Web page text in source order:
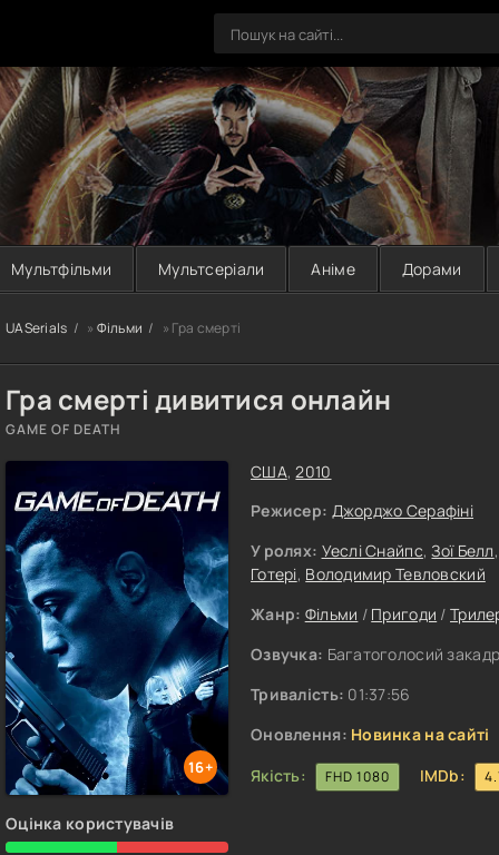
Мультфільми Мультсеріали Аніме Дорами
UASerials » Фільми » Гра смерті
Гра смерті дивитися онлайн
GAME OF DEATH
16+
Оцінка користувачів
США,2010
Режисер: Джорджо Серафіні
У ролях: Уеслі Снайпс,Зої Белл
Готері, Володимир Тевловский
Жанр: Фільми / Пригоди /
Озвучка: Багатоголосий
Тривалість: 01:37:56
Оновлення: Новинка на сайті
Якість:
FHD 1080 IMDb: